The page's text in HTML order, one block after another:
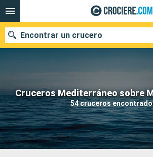
Cruceros Mediterráneo sobre
54 cruceros
Encontrar un crucero
Nuestros destinos
Fecha de salida
Puertos